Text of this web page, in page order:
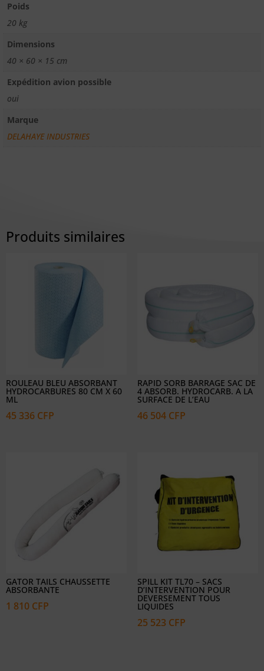
Poids
20 kg
Dimensions
40 × 60 × 15 cm
Expédition avion possible
oui
Marque
DELAHAYE INDUSTRIES
Produits similaires
ROULEAU BLEU ABSORBANT
HYDROCARBURES 80 CM X 60
ML
45 336 CFP
RAPID SORB BARRAGE SAC DE
4 ABSORB. HYDROCARB. A LA
SURFACE DE L’EAU
46 504 CFP
GATOR TAILS CHAUSSETTE
ABSORBANTE
1 810 CFP
SPILL KIT TL70 – SACS
D’INTERVENTION POUR
DEVERSEMENT TOUS
LIQUIDES
25 523 CFP